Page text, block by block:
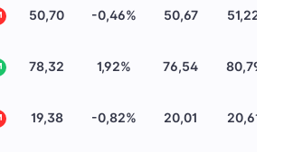
50,70 -0,46% 50,67 51,22
78,32 1,92% 76,54 80,79
19,38 -0,82% 20,01 20,61